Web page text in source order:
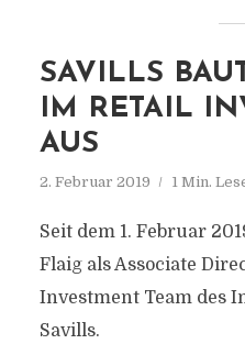
SAVILLS
IM RETAIL
AUS
2. Februar 2019 1 Min.
Seit dem 1. Februar
Flaig als Associate
Investment Team des
Savills.